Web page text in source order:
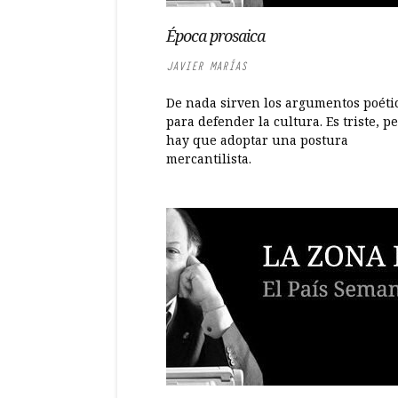
Época prosaica
JAVIER MARÍAS
De nada sirven los argumentos
para defender la cultura. Es triste,
hay que adoptar una postura
mercantilista.